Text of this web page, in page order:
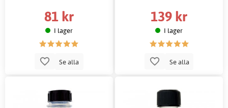
81 kr
I lager
Se alla
139 kr
I lager
Se alla